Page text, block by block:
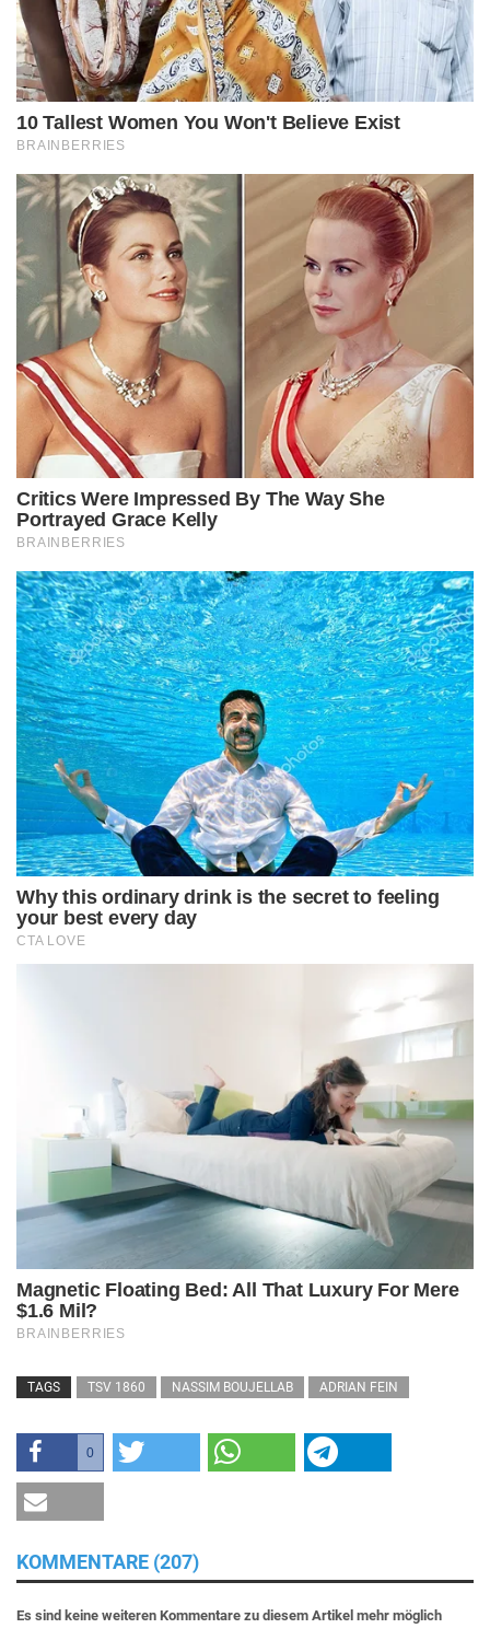
TAGS TSV 1860 NASSIM BOUJELLAB ADRIAN FEIN
0
KOMMENTARE (207)
Es sind keine weiteren Kommentare zu diesem Artikel mehr möglich